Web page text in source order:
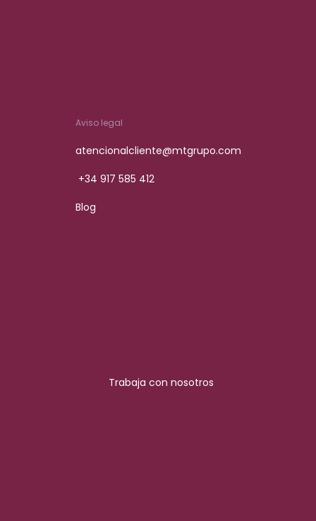
Aviso legal
atencionalcliente@mtgrupo.com
+34 917 585 412
Blog
Trabaja con nosotros